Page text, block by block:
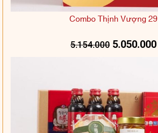
Combo Thịnh Vượng 29
5.154.000 5.050.000